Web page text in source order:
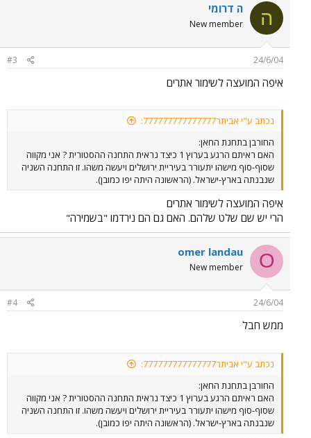
ה ה דרומי
New member
24/6/04
#3
איפה המועצה לשימור אתרים
נכתב ע"י אביתר777777777777777:
החורבן בתחנת החאן:
האם ראיתם הרגע בערוץ 1 כיצד נראית התחנה ההסטורית ? אני מקווה
שסוף-סוף מישהו יתעורר בעיריית ירושלים ויעשה משהו. זו התחנה השניה
שנבנתה בארץ-ישראל. (הראשונה היתה יפו כמובן).
איפה המועצה לשימור אתרים
הרי יש שם שלט שלהם. האם גם הם נירדמו "בשמירה"
O
omer landau
New member
24/6/04
#4
ממש חבל
נכתב ע"י אביתר777777777777777:
החורבן בתחנת החאן:
האם ראיתם הרגע בערוץ 1 כיצד נראית התחנה ההסטורית ? אני מקווה
שסוף-סוף מישהו יתעורר בעיריית ירושלים ויעשה משהו. זו התחנה השניה
שנבנתה בארץ-ישראל. (הראשונה היתה יפו כמובן).